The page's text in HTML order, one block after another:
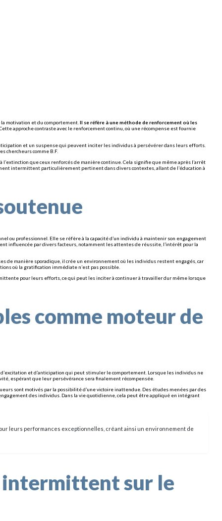
motivation et du comportement. Il se réfère à une méthode de renforcement où les
approche contraste avec le renforcement continu, où une récompense est fournie
et un suspense qui peuvent inciter les individus à persévérer dans leurs efforts.
chercheurs comme B.F.
que ceux renforcés de manière continue. Cela signifie que même après l’arrêt
intermittent particulièrement pertinent dans divers contextes, allant de l’éducation à
ou professionnel. Elle se réfère à la capacité d’un individu à maintenir son engagement
influencée par divers facteurs, notamment les attentes de réussite, l’intérêt pour la
de manière sporadique, il crée un environnement où les individus restent engagés, car
où la gratification immédiate n’est pas possible.
pour leurs efforts, ce qui peut les inciter à continuer à travailler dur même lorsque
comme moteur de
et d’anticipation qui peut stimuler le comportement. Lorsque les individus ne
espérant que leur persévérance sera finalement récompensée.
sont motivés par la possibilité d’une victoire inattendue. Des études menées par des
des individus. Dans la vie quotidienne, cela peut être appliqué en intégrant
leurs performances exceptionnelles, créant ainsi un environnement de
sur le